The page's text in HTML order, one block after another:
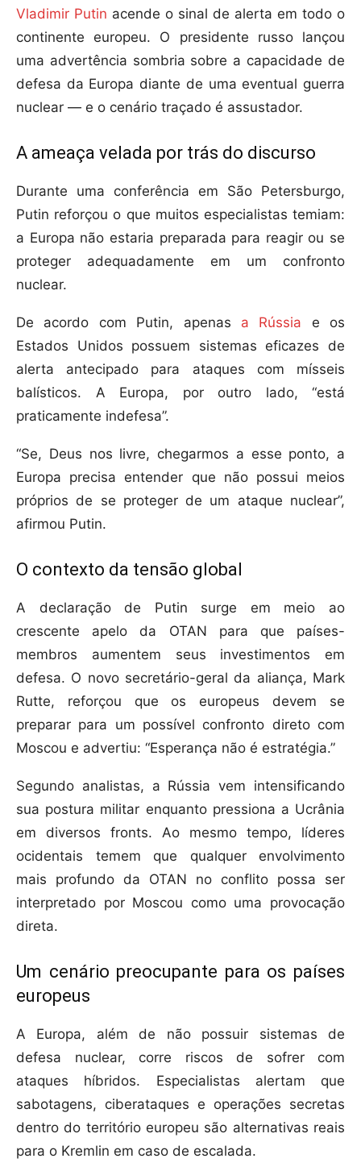
Vladimir Putin acende o sinal de alerta em todo o
continente europeu. O presidente russo lançou
uma advertência sombria sobre a capacidade de
defesa da Europa diante de uma eventual guerra
nuclear — e o cenário traçado é assustador.
A ameaça velada por trás do discurso
Durante uma conferência em São Petersburgo,
Putin reforçou o que muitos especialistas temiam:
a Europa não estaria preparada para reagir ou se
proteger adequadamente em um confronto
nuclear.
De acordo com Putin, apenas a Rússia e os
Estados Unidos possuem sistemas eficazes de
alerta antecipado para ataques com mísseis
balísticos. A Europa, por outro lado, “está
praticamente indefesa”.
“Se, Deus nos livre, chegarmos a esse ponto, a
Europa precisa entender que não possui meios
próprios de se proteger de um ataque nuclear”,
afirmou Putin.
O contexto da tensão global
A declaração de Putin surge em meio ao
crescente apelo da OTAN para que países-
membros aumentem seus investimentos em
defesa. O novo secretário-geral da aliança, Mark
Rutte, reforçou que os europeus devem se
preparar para um possível confronto direto com
Moscou e advertiu: “Esperança não é estratégia.”
Segundo analistas, a Rússia vem intensificando
sua postura militar enquanto pressiona a Ucrânia
em diversos fronts. Ao mesmo tempo, líderes
ocidentais temem que qualquer envolvimento
mais profundo da OTAN no conflito possa ser
interpretado por Moscou como uma provocação
direta.
Um cenário preocupante para os países
europeus
A Europa, além de não possuir sistemas de
defesa nuclear, corre riscos de sofrer com
ataques híbridos. Especialistas alertam que
sabotagens, ciberataques e operações secretas
dentro do território europeu são alternativas reais
para o Kremlin em caso de escalada.